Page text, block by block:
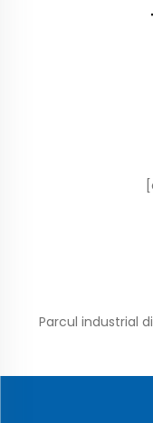
Parcul industrial